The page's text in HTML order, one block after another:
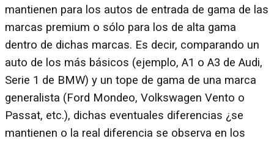
mantienen para los autos de entrada de gama de las
marcas premium o sólo para los de alta gama
dentro de dichas marcas. Es decir, comparando un
auto de los más básicos (ejemplo, A1 o A3 de Audi,
Serie 1 de BMW) y un tope de gama de una marca
generalista (Ford Mondeo, Volkswagen Vento o
Passat, etc.), dichas eventuales diferencias ¿se
mantienen o la real diferencia se observa en los